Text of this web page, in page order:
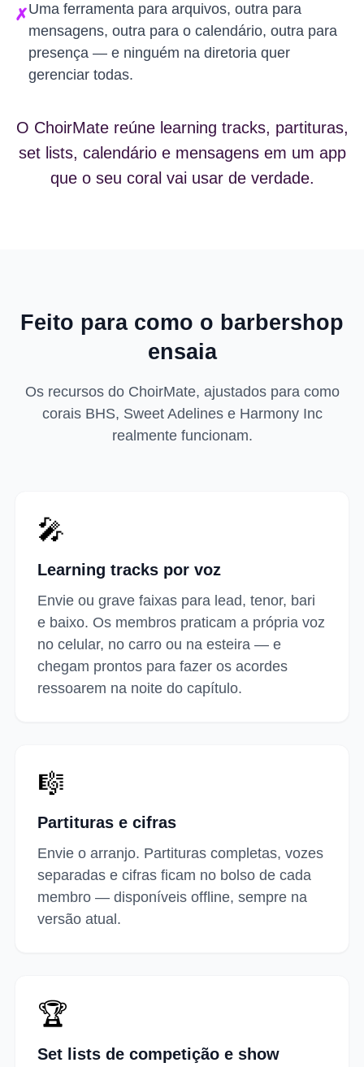
✗Uma ferramenta para arquivos, outra para
mensagens, outra para o calendário, outra para
presença — e ninguém na diretoria quer
gerenciar todas.
O ChoirMate reúne learning tracks, partituras,
set lists, calendário e mensagens em um app
que o seu coral vai usar de verdade.
Feito para como o barbershop
ensaia
Os recursos do ChoirMate, ajustados para como
corais BHS, Sweet Adelines e Harmony Inc
realmente funcionam.
🎤
Learning tracks por voz
Envie ou grave faixas para lead, tenor, bari
e baixo. Os membros praticam a própria voz
no celular, no carro ou na esteira — e
chegam prontos para fazer os acordes
ressoarem na noite do capítulo.
🎼
Partituras e cifras
Envie o arranjo. Partituras completas, vozes
separadas e cifras ficam no bolso de cada
membro — disponíveis offline, sempre na
versão atual.
🏆
Set lists de competição e show